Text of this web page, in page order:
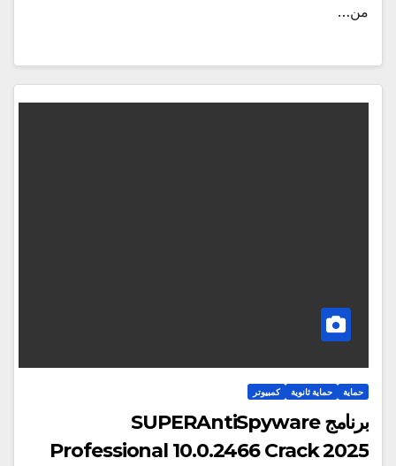
من…
حماية حماية ثانوية كمبيوتر
برنامج SUPERAntiSpyware
Professional 10.0.2466 Crack 2025